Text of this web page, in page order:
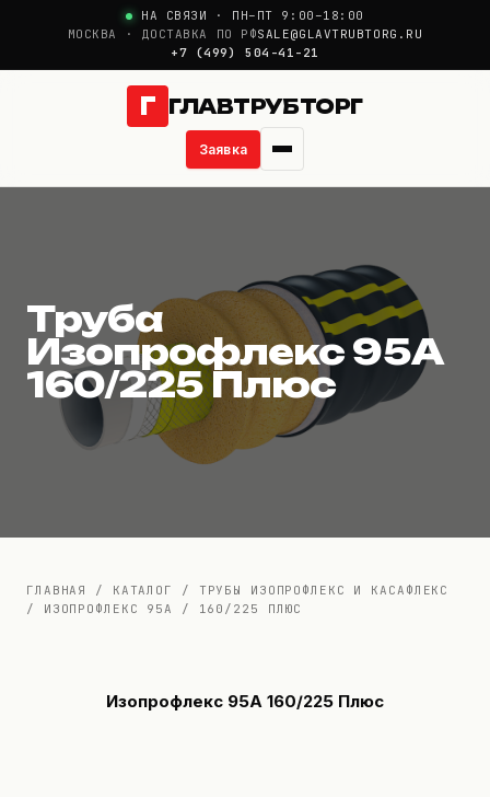
НА СВЯЗИ · ПН–ПТ 9:00–18:00
МОСКВА · ДОСТАВКА ПО РФSALE@GLAVTRUBTORG.RU
+7 (499) 504-41-21
Г ГЛАВТРУБТОРГ
Продукция
Услуги
Заявка
Труба
Изопрофлекс 95А
160/225 Плюс
ГЛАВНАЯ / КАТАЛОГ / ТРУБЫ ИЗОПРОФЛЕКС И КАСАФЛЕКС
/ ИЗОПРОФЛЕКС 95А / 160/225 ПЛЮС
Изопрофлекс 95А 160/225 Плюс